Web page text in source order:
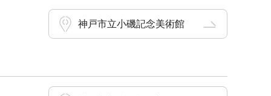
神戸市立小磯記念美術館